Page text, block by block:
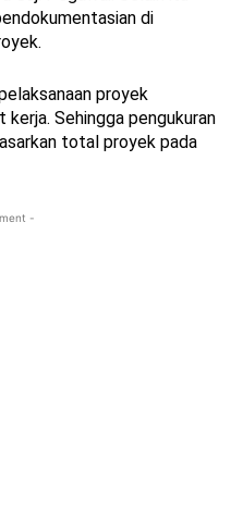
di
proyek
kerja. Sehingga pengukuran
total proyek pada
-